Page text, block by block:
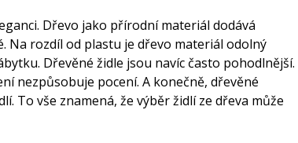
Dřevo jako přírodní materiál dodává
Na rozdíl od plastu je dřevo materiál odolný
Dřevěné židle jsou navíc často pohodlnější.
nezpůsobuje pocení. A konečně, dřevěné
To vše znamená, že výběr židlí ze dřeva může